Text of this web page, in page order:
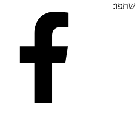
שתפו: